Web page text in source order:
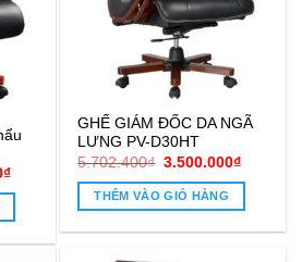
₫Giá
3.433.320₫.
GHẾ GIÁM ĐỐC DA NGÃ
LƯNG PV-D30HT
5.702.400₫ Giá
là:
5.702.400₫.
3.500.000₫Giá
THÊM VÀO GIỎ HÀNG